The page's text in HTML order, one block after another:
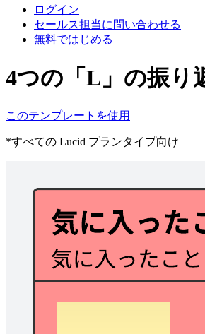
ログイン
セールス担当に問い合わせる
無料ではじめる
4つの「L」の振り
このテンプレートを使用
*すべての Lucid プランタイプ向け